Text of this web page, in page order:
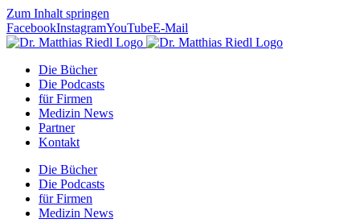
Zum Inhalt springen
FacebookInstagramYouTubeE-Mail
Die Bücher
Die Podcasts
für Firmen
Medizin News
Partner
Kontakt
Die Bücher
Die Podcasts
für Firmen
Medizin News